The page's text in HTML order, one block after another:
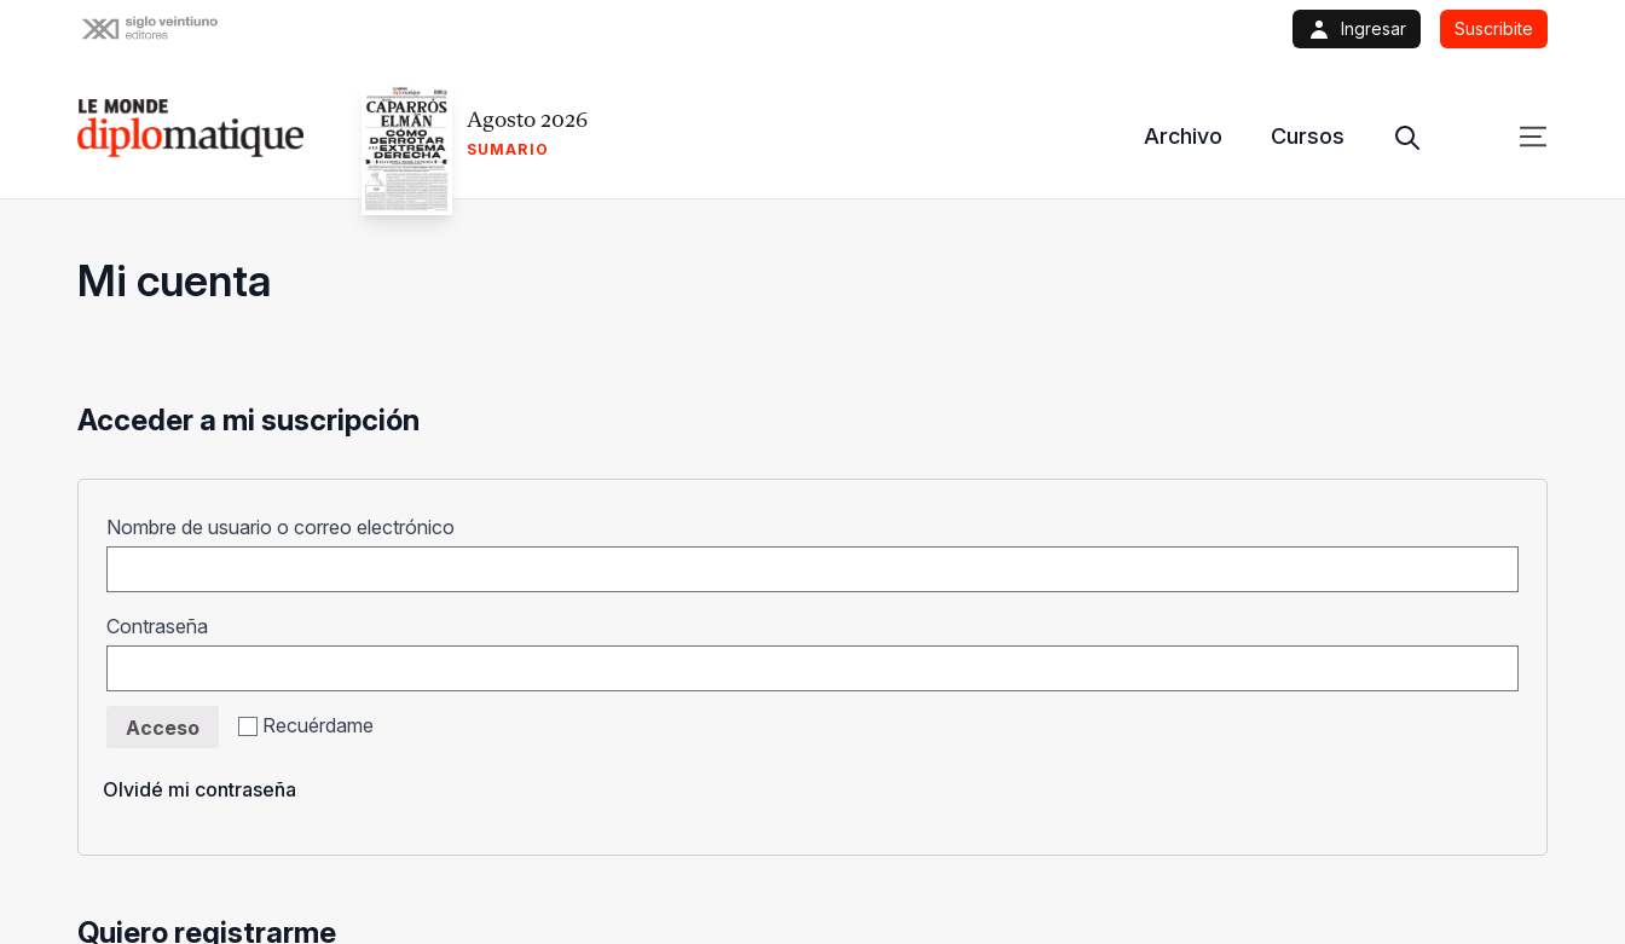
Ingresar Suscribite
Le monde diplomatique Agosto 2026
SUMARIO
Archivo Cursos
Mi cuenta
Acceder a mi suscripción
Nombre de usuario o correo electrónico
Contraseña
Recuérdame
Acceso
Olvidé mi contraseña
Quiero registrarme